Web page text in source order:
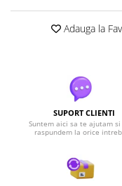
Adauga la
SUPORT CLIENTI
Suntem aici sa te ajutam
raspundem la orice